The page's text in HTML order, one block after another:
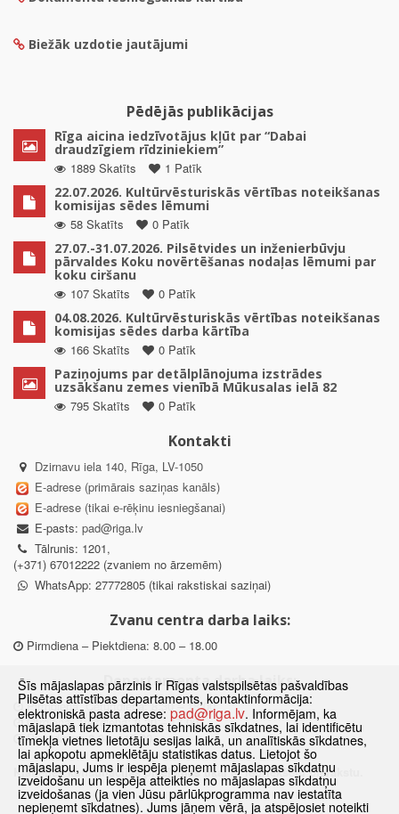
Biežāk uzdotie jautājumi
Pēdējās publikācijas
Rīga aicina iedzīvotājus kļūt par “Dabai
draudzīgiem rīdziniekiem”
1889 Skatīts
1 Patīk
22.07.2026. Kultūrvēsturiskās vērtības noteikšanas
komisijas sēdes lēmumi
58 Skatīts
0 Patīk
27.07.-31.07.2026. Pilsētvides un inženierbūvju
pārvaldes Koku novērtēšanas nodaļas lēmumi par
koku ciršanu
107 Skatīts
0 Patīk
04.08.2026. Kultūrvēsturiskās vērtības noteikšanas
komisijas sēdes darba kārtība
166 Skatīts
0 Patīk
Paziņojums par detālplānojuma izstrādes
uzsākšanu zemes vienībā Mūkusalas ielā 82
795 Skatīts
0 Patīk
Kontakti
Dzirnavu iela 140, Rīga, LV-1050
E-adrese (primārais saziņas kanāls)
E-adrese (tikai e-rēķinu iesniegšanai)
E-pasts: pad@riga.lv
Tālrunis: 1201,
(+371) 67012222 (zvaniem no ārzemēm)
WhatsApp: 27772805 (tikai rakstiskai saziņai)
Zvanu centra darba laiks:
Pirmdiena – Piektdiena: 8.00 – 18.00
Departamenta darba laiks:
Pirmdiena, Ceturtdiena: 8.30 – 18.00
Otrdiena, Trešdiena: 8.30 – 17.00
Piektdiena: 8.30 – 15.00
Klātienes konsultācijas pieejamas tikai ar iepriekšēju pierakstu.
Šīs mājaslapas pārzinis ir Rīgas valstspilsētas pašvaldības
Pilsētas attīstības departaments, kontaktinformācija:
elektroniskā pasta adrese: pad@riga.lv. Informējam, ka
mājaslapā tiek izmantotas tehniskās sīkdatnes, lai identificētu
tīmekļa vietnes lietotāju sesijas laikā, un analītiskās sīkdatnes,
lai apkopotu apmeklētāju statistikas datus. Lietojot šo
mājaslapu, Jums ir iespēja pieņemt mājaslapas sīkdatņu
izveidošanu un iespēja atteikties no mājaslapas sīkdatņu
izveidošanas (ja vien Jūsu pārlūkprogramma nav iestatīta
nepieņemt sīkdatnes). Jums jāņem vērā, ja atspējosiet noteikti